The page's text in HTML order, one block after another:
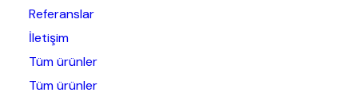
Referanslar
İletişim
Tüm ürünler
Tüm ürünler